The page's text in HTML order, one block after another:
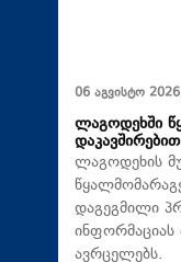
06 აგვისტო
ლაგოდეხში
ლაგოდეხის
დაგეგმილი
ინფორმაციას
ავრცელებს.